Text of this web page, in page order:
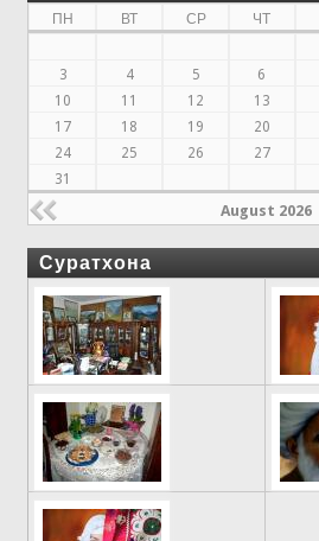
ПН ВТ СР ЧТ
3
4 5 6
10
11 12 13
17
18 19 20
24
25 26 27
31
August 2026
Суратхона